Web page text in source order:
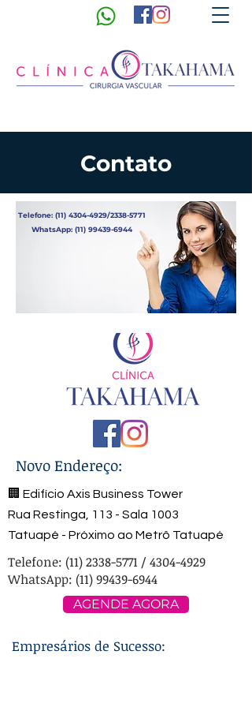
Contato
Telefone: (11) 4304-4929/2338-5771
WhatsApp: (11) 99439-6944
Novo Endereço:
🏢 Edifício Axis Business Tower
Rua Restinga, 113 - Sala 1003
Tatuapé - Próximo ao Metrô Tatuapé
Telefone: (11) 2338-5771 / 4304-4929
WhatsApp: (11) 99439-6944
AGENDE AGORA
Empresários de Sucesso: